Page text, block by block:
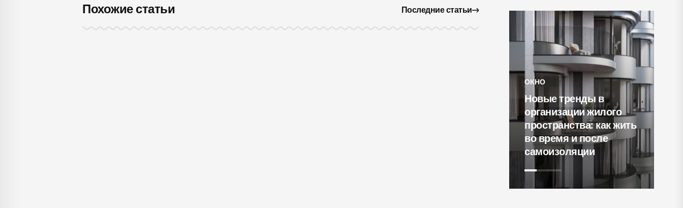
Похожие статьи Последние статьи
ОКНО
Новые тренды в
организации жилого
пространства: как жить
во время и после
самоизоляции